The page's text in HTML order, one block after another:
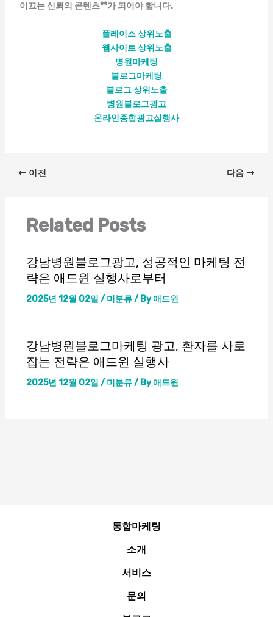
이끄는 신뢰의 콘텐츠**가 되어야 합니다.
플레이스 상위노출
웹사이트 상위노출
병원마케팅
블로그마케팅
블로그 상위노출
병원블로그광고
온라인종합광고실행사
이전 다음
Related Posts
강남병원블로그광고, 성공적인 마케팅 전
략은 애드윈 실행사로부터
2025년 12월 02일 / 미분류/ By애드윈
강남병원블로그마케팅 광고, 환자를 사로
잡는 전략은 애드윈 실행사
2025년 12월 02일 / 미분류/ By애드윈
통합마케팅
소개
서비스
문의